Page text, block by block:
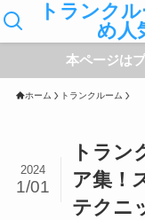
トランク
め人
本ページは
ホーム トランクルーム
トラン
ア集！
テクニ
2024
1/01